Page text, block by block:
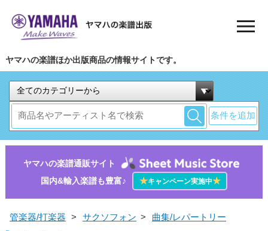
ヤマハの楽譜ほか出版商品の情報サイトです。
条件を追加
ヤマハの楽譜通販サイト
国内&輸入楽譜も豊富♪
★キャンペーン実施中★
管楽器/打楽器 > サクソフォン > 曲集/レパートリー